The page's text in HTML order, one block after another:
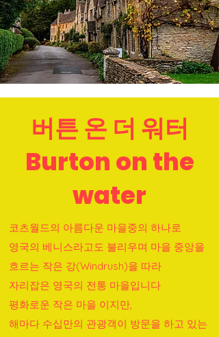
버튼 온 더 워터
Burton on the
water
코츠월드의 아름다운 마을중의 하나로
영국의 베니스라고도 불리우며 마을 중앙을
흐르는 작은 강(Windrush)을 따라
자리잡은 영국의 전통 마을입니다
평화로운 작은 마을 이지만,
해마다 수십만의 관광객이 방문을 하고 있는